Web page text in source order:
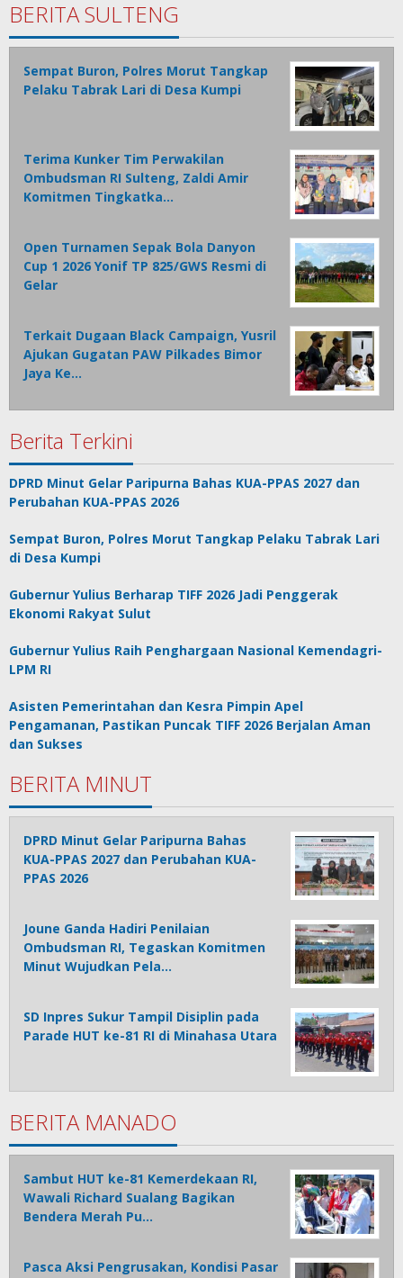
BERITA SULTENG
Sempat Buron, Polres Morut Tangkap
Pelaku Tabrak Lari di Desa Kumpi
Terima Kunker Tim Perwakilan
Ombudsman RI Sulteng, Zaldi Amir
Komitmen Tingkatka…
Open Turnamen Sepak Bola Danyon
Cup 1 2026 Yonif TP 825/GWS Resmi di
Gelar
Terkait Dugaan Black Campaign, Yusril
Ajukan Gugatan PAW Pilkades Bimor
Jaya Ke…
Berita Terkini
DPRD Minut Gelar Paripurna Bahas KUA-PPAS 2027 dan
Perubahan KUA-PPAS 2026
Sempat Buron, Polres Morut Tangkap Pelaku Tabrak Lari
di Desa Kumpi
Gubernur Yulius Berharap TIFF 2026 Jadi Penggerak
Ekonomi Rakyat Sulut
Gubernur Yulius Raih Penghargaan Nasional Kemendagri-
LPM RI
Asisten Pemerintahan dan Kesra Pimpin Apel
Pengamanan, Pastikan Puncak TIFF 2026 Berjalan Aman
dan Sukses
BERITA MINUT
DPRD Minut Gelar Paripurna Bahas
KUA-PPAS 2027 dan Perubahan KUA-
PPAS 2026
Joune Ganda Hadiri Penilaian
Ombudsman RI, Tegaskan Komitmen
Minut Wujudkan Pela…
SD Inpres Sukur Tampil Disiplin pada
Parade HUT ke-81 RI di Minahasa Utara
BERITA MANADO
Sambut HUT ke-81 Kemerdekaan RI,
Wawali Richard Sualang Bagikan
Bendera Merah Pu…
Pasca Aksi Pengrusakan, Kondisi Pasar